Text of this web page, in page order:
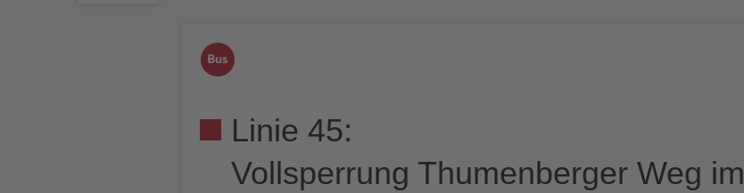
Linie 45:
Vollsperrung Thumenberger Weg